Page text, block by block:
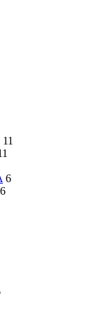
11
6
6